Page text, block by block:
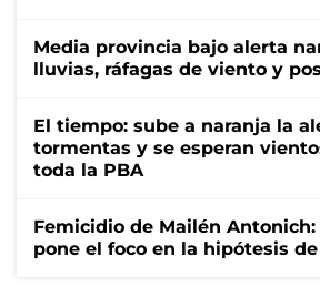
Media provincia bajo alerta
lluvias, ráfagas de viento y
El tiempo: sube a naranja la
tormentas y se esperan
toda la PBA
Femicidio de Mailén
pone el foco en la hipótesis